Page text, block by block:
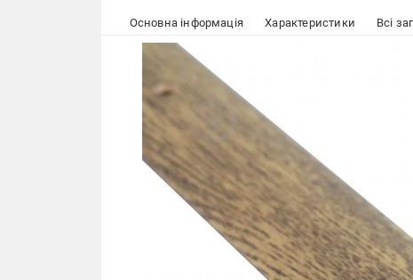
Основна інформація Характеристики Всі